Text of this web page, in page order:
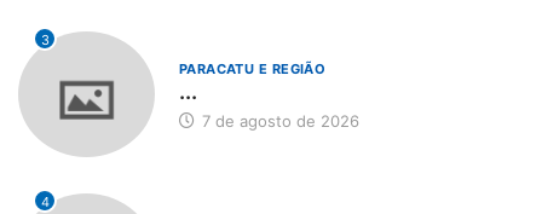
3
PARACATU E REGIÃO
...
7 de agosto de 2026
4